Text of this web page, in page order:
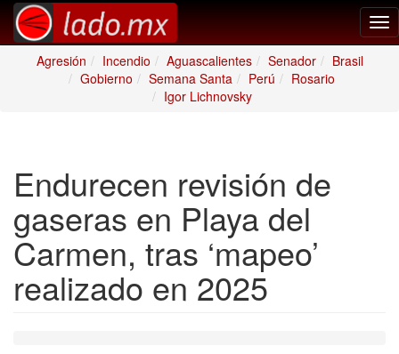
Agresión
Incendio Aguascalientes Senador
Brasil
Gobierno
Semana Santa Perú
Rosario
Igor Lichnovsky
Endurecen revisión de
gaseras en Playa del
Carmen, tras ‘mapeo’
realizado en 2025